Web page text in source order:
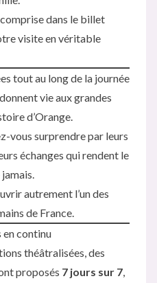
dans le billet
visite en véritable
tout au long de la journée
vie aux grandes
d’Orange.
vous surprendre par leurs
échanges qui rendent le
autrement l’un des
de France.
en continu
théâtralisées, des
proposés 7 jours sur 7